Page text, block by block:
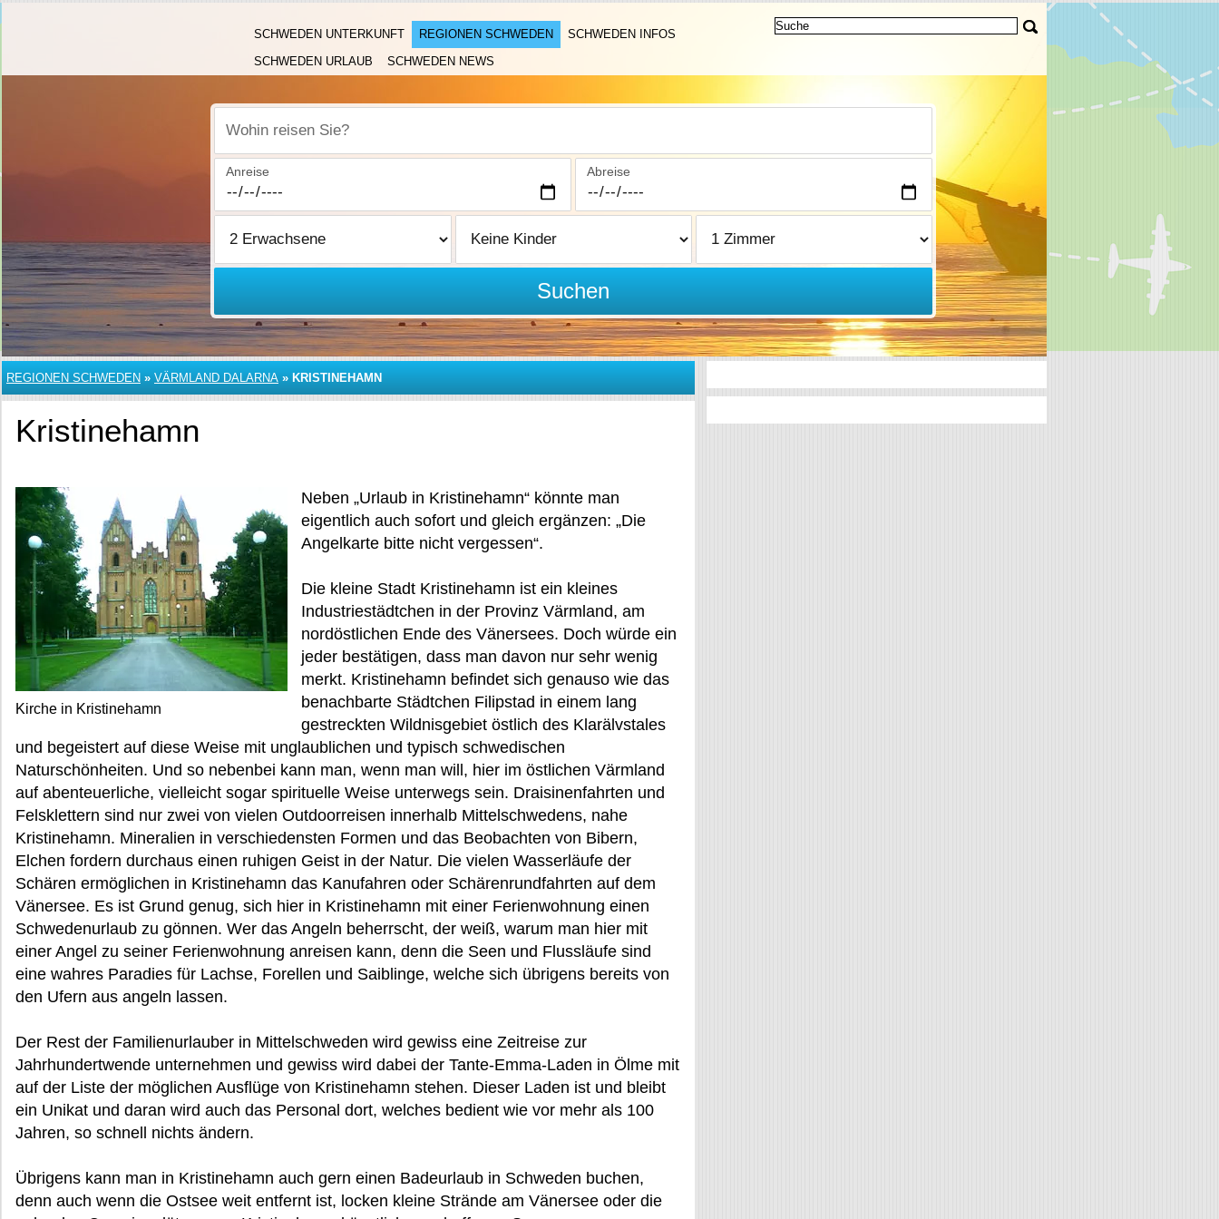
SCHWEDEN UNTERKUNFT REGIONEN SCHWEDEN
SCHWEDEN INFOS
SCHWEDEN URLAUB
SCHWEDEN NEWS
Wohin reisen Sie?
Anreise Abreise
Suchen
REGIONEN SCHWEDEN » VÄRMLAND DALARNA » KRISTINEHAMN
Kristinehamn
Kirche in Kristinehamn
Neben „Urlaub in Kristinehamn“ könnte man
eigentlich auch sofort und gleich ergänzen: „Die
Angelkarte bitte nicht vergessen“.
Die kleine Stadt Kristinehamn ist ein kleines
Industriestädtchen in der Provinz Värmland, am
nordöstlichen Ende des Vänersees. Doch würde ein
jeder bestätigen, dass man davon nur sehr wenig
merkt. Kristinehamn befindet sich genauso wie das
benachbarte Städtchen Filipstad in einem lang
gestreckten Wildnisgebiet östlich des Klarälvstales
und begeistert auf diese Weise mit unglaublichen und typisch schwedischen
Naturschönheiten. Und so nebenbei kann man, wenn man will, hier im östlichen Värmland
auf abenteuerliche, vielleicht sogar spirituelle Weise unterwegs sein. Draisinenfahrten und
Felsklettern sind nur zwei von vielen Outdoorreisen innerhalb Mittelschwedens, nahe
Kristinehamn. Mineralien in verschiedensten Formen und das Beobachten von Bibern,
Elchen fordern durchaus einen ruhigen Geist in der Natur. Die vielen Wasserläufe der
Schären ermöglichen in Kristinehamn das Kanufahren oder Schärenrundfahrten auf dem
Vänersee. Es ist Grund genug, sich hier in Kristinehamn mit einer Ferienwohnung einen
Schwedenurlaub zu gönnen. Wer das Angeln beherrscht, der weiß, warum man hier mit
einer Angel zu seiner Ferienwohnung anreisen kann, denn die Seen und Flussläufe sind
eine wahres Paradies für Lachse, Forellen und Saiblinge, welche sich übrigens bereits von
den Ufern aus angeln lassen.
Der Rest der Familienurlauber in Mittelschweden wird gewiss eine Zeitreise zur
Jahrhundertwende unternehmen und gewiss wird dabei der Tante-Emma-Laden in Ölme mit
auf der Liste der möglichen Ausflüge von Kristinehamn stehen. Dieser Laden ist und bleibt
ein Unikat und daran wird auch das Personal dort, welches bedient wie vor mehr als 100
Jahren, so schnell nichts ändern.
Übrigens kann man in Kristinehamn auch gern einen Badeurlaub in Schweden buchen,
denn auch wenn die Ostsee weit entfernt ist, locken kleine Strände am Vänersee oder die